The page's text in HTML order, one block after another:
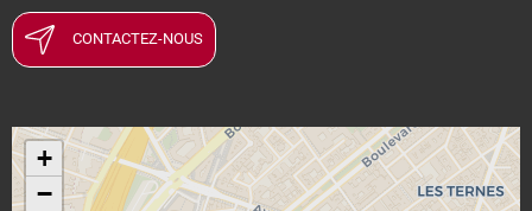
CONTACTEZ-NOUS
+
−